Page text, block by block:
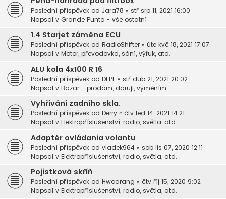
Poslední příspěvek od Jara78 « stř srp 11, 2021 16:00
Napsal v Grande Punto - vše ostatní
1.4 Starjet záměna ECU
Poslední příspěvek od RadioShifter « úte kvě 18, 2021 17:07
Napsal v Motor, převodovka, sání, výfuk, atd.
ALU kola 4x100 R 16
Poslední příspěvek od DEPE « stř dub 21, 2021 20:02
Napsal v Bazar - prodám, daruji, vyměním
Vyhřívání zadního skla.
Poslední příspěvek od Derry « čtv led 14, 2021 14:21
Napsal v Elektropříslušenství, radio, světla, atd.
Adaptér ovládania volantu
Poslední příspěvek od vladek964 « sob lis 07, 2020 12:11
Napsal v Elektropříslušenství, radio, světla, atd.
Pojistková skříň
Poslední příspěvek od Hwoarang « čtv říj 15, 2020 9:02
Napsal v Elektropříslušenství, radio, světla, atd.